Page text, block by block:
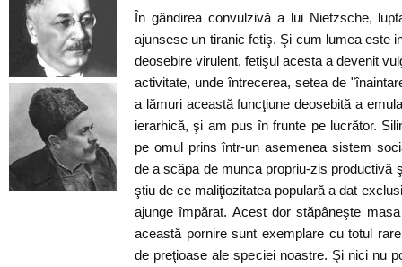
În gândirea convulzivă a lui Nietzsche,
ajunsese un tiranic fetiş. Şi cum lumea este
deosebire virulent, fetişul acesta a devenit
activitate, unde întrecerea, setea de
a lămuri această funcţiune deosebită a
ierarhică, şi am pus în frunte pe lucrător.
pe omul prins într-un asemenea sistem
de a scăpa de munca propriu-zis productivă
ştiu de ce maliţiozitatea populară a dat
ajunge împărat. Acest dor stăpâneşte
această pornire sunt exemplare cu totul
de preţioase ale speciei noastre. Şi nici nu